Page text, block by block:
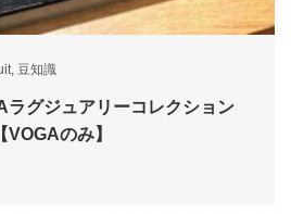
豆知識
ラグジュアリーコレクション
VOGAのみ】